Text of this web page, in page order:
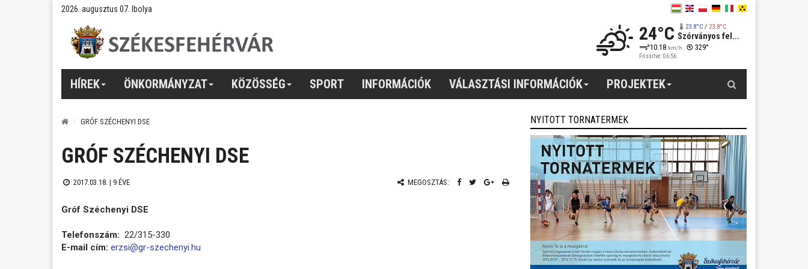
2026. augusztus 07. Ibolya
24°C 23.8°C/ 23.8°C
Szórványos fel...
10.18 km/h 329°
Frissítve: 06:56
HÍREK ÖNKORMÁNYZAT KÖZÖSSÉG SPORT INFORMÁCIÓK VÁLASZTÁSI INFORMÁCIÓK PROJEKTEK
GRÓF SZÉCHENYI DSE
GRÓF SZÉCHENYI DSE
2017.03.18. | 9 ÉVE MEGOSZTÁS:
Gróf Széchenyi DSE
Telefonszám: 22/315-330
E-mail cím: erzsi@gr-szechenyi.hu
NYITOTT TORNATERMEK